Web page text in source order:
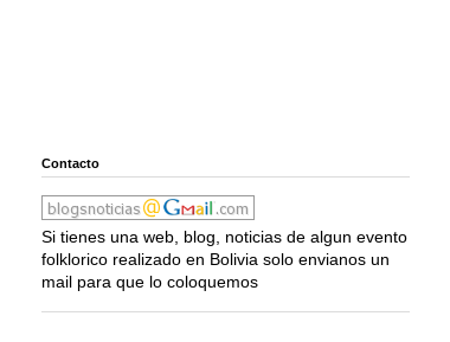
Contacto
Si tienes una web, blog, noticias de algun evento
folklorico realizado en Bolivia solo envianos un
mail para que lo coloquemos